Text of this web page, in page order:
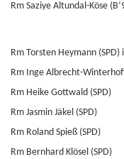
Rm Saziye Altundal-Köse
Rm Torsten Heymann (SPD)
Rm Inge Albrecht-
Rm Heike Gottwald (SPD)
Rm Jasmin Jäkel (SPD)
Rm Roland Spieß (SPD)
Rm Bernhard Klösel (SPD)